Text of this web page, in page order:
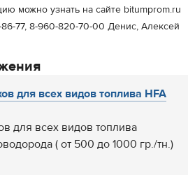
можно узнать на сайте bitumprom.ru
77, 8-960-820-70-00 Денис, Алексей
для всех видов топлива HFA
для всех видов топлива
( от 500 до 1000 гр./тн.)